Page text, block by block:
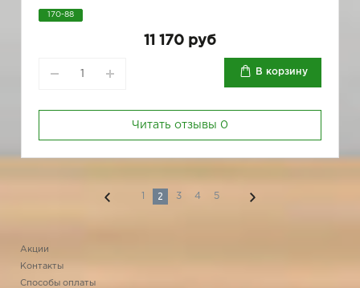
170-88
11 170 руб
В корзину
Читать отзывы 0
1 2 3 4 5
Акции
Контакты
Способы оплаты